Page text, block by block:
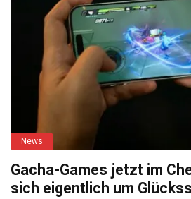
News
Gacha-Games jetzt im
sich eigentlich um